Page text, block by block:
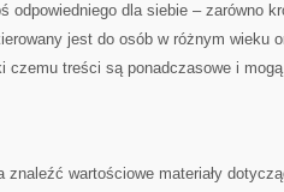
odpowiedniego dla siebie – zarówno
jest do osób w różnym wieku
czemu treści są ponadczasowe i
znaleźć wartościowe materiały